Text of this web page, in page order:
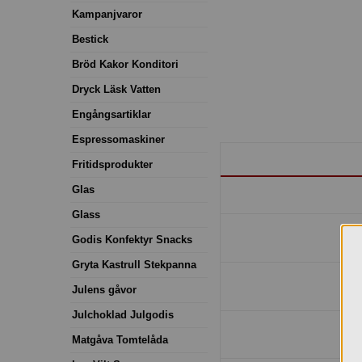
Kampanjvaror
Bestick
Bröd Kakor Konditori
Dryck Läsk Vatten
Engångsartiklar
Espressomaskiner
Fritidsprodukter
Glas
Glass
Godis Konfektyr Snacks
Gryta Kastrull Stekpanna
Julens gåvor
Julchoklad Julgodis
Matgåva Tomtelåda